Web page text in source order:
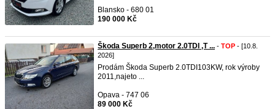
Blansko - 680 01
190 000 Kč
Škoda Superb 2,motor 2.0TDI ,T ... - TOP - [10.8.
2026]
Prodám Škoda Superb 2.0TDI103KW, rok výroby
2011,najeto ...
Opava - 747 06
89 000 Kč